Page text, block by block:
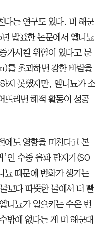
다는 연구도 있다. 미 해군
발표한 논문에서 엘니뇨
가시킬 위험이 있다고 분
를 초과하면 강한 바람을
지 못했지만, 엘니뇨가 소
뜨리면 해적 활동이 성공
에도 영향을 미친다고 본
인 수중 음파 탐지기(SO
뇨 때문에 변화가 생기는
보다 따뜻한 물에서 더 빨
니뇨가 일으키는 수온 변
밖에 없다는 게 미 해군대